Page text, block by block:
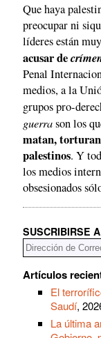
Que haya
preocupar ni
líderes están
acusar de
Penal
medios, a la
grupos pro-
guerrason los
matan, torturan
palestinos. Y
los medios
obsesionados
SUSCRIBIRSE
Artículos
El
Saudí,
La última